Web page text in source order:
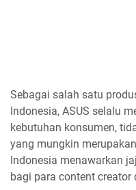
Sebagai salah satu
Indonesia, ASUS selalu
kebutuhan konsumen,
yang mungkin
Indonesia menawarkan
bagi para content creator